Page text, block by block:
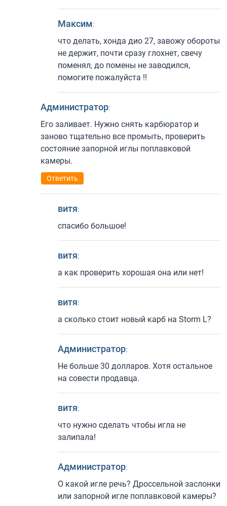
Максим:
что делать, хонда дио 27, завожу обороты
не держит, почти сразу глохнет, свечу
поменял, до помены не заводился,
помогите пожалуйста !!
Администратор:
Его заливает. Нужно снять карбюратор и
заново тщательно все промыть, проверить
состояние запорной иглы поплавковой
камеры.
Ответить
витя:
спасибо большое!
витя:
а как проверить хорошая она или нет!
витя:
а сколько стоит новый карб на Storm L?
Администратор:
Не больше 30 долларов. Хотя остальное
на совести продавца.
витя:
что нужно сделать чтобы игла не
залипала!
Администратор:
О какой игле речь? Дроссельной заслонки
или запорной игле поплавковой камеры?